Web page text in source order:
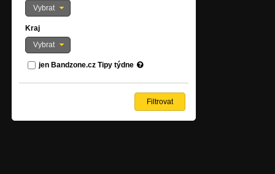
Vybrat
Kraj
Vybrat
jen Bandzone.cz Tipy týdne